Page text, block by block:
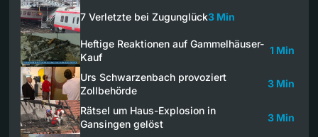
7 Verletzte bei Zugunglück3 Min
Heftige Reaktionen auf Gammelhäuser-
Kauf
1 Min
Urs Schwarzenbach provoziert
Zollbehörde
3 Min
Rätsel um Haus-Explosion in
Gansingen gelöst
3 Min